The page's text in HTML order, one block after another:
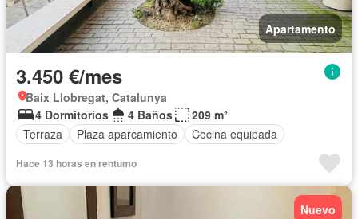
Apartamento
3.450 €/mes
Baix Llobregat, Catalunya
4 Dormitorios
4 Baños
209 m²
Terraza
Plaza aparcamiento Cocina equipada
Hace 13 horas en rentumo
Nuevo